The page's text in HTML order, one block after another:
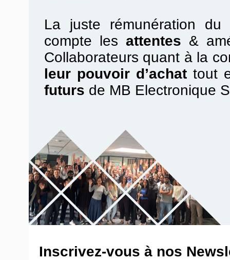
La juste rémunération du
compte les attentes &
Collaborateurs quant à la
leur pouvoir d’achattout
futurs de MB Electronique
Inscrivez-vous à nos